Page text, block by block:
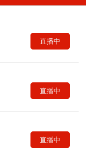
直播中
直播中
直播中